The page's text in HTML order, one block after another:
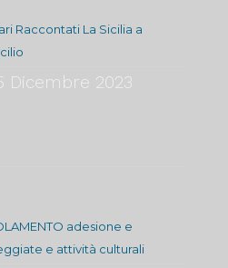
Raccontati La Sicilia a
Dicembre 2023
adesione e
e attività culturali